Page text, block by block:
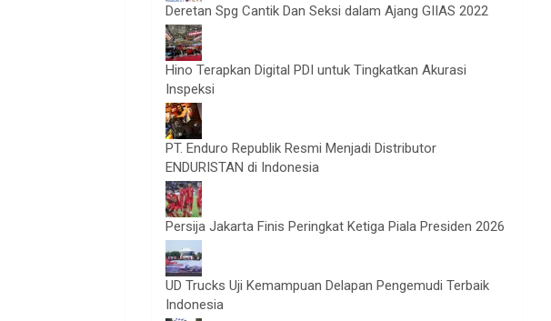
Deretan Spg Cantik Dan Seksi dalam Ajang GIIAS 2022
Hino Terapkan Digital PDI untuk Tingkatkan Akurasi
Inspeksi
PT. Enduro Republik Resmi Menjadi Distributor
ENDURISTAN di Indonesia
Persija Jakarta Finis Peringkat Ketiga Piala Presiden 2026
UD Trucks Uji Kemampuan Delapan Pengemudi Terbaik
Indonesia